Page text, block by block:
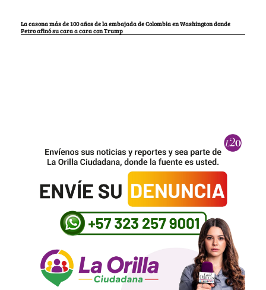
La casona más de 100 años de la embajada de Colombia en Washington donde
Petro afinó su cara a cara con Trump